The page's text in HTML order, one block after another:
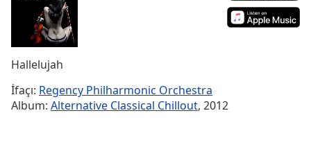
Duration-:-
Loaded:
TypeLIVE
Seek to
live,
currently
Hallelujah
İfaçı: Regency Philharmonic Orchestra
Album: Alternative Classical Chillout, 2012